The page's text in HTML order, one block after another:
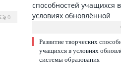
0
Развитие творческих
учащихся в условиях
системы образования